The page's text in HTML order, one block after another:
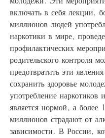
включать в себя лекции,
миллионов людей
наркотики в мире,
профилактических
родительского контроля
предотвратить эти
сохранить здоровье
употребление наркотиков
является нормой, а более
миллионов страдают от
зависимости. В России,